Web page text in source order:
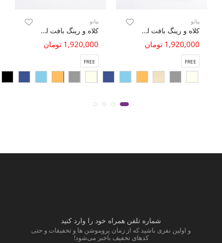
پیانو
کلاه و رینگ بافت لبه خزه دار
1,920,000 تومان
FREE
پیانو
کلاه و رینگ بافت لبه خزه دار
1,920,000 تومان
FREE
شماره تلفن همراه خود را وارد کنید
و اولین نفری باشید که از زمان پروموشن ها و تخفیفات و حتی
کدهای تخفیف باخبر می‌شود!